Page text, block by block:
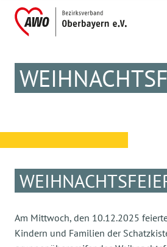
Am Mittwoch, den 10.12.2025
Kindern und Familien der